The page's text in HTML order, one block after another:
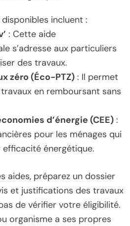
incluent :
: Cette aide
s’adresse aux particuliers
des travaux.
zéro (Éco-PTZ) : Il permet
en remboursant sans
d’énergie (CEE) :
pour les ménages qui
énergétique.
aides, préparez un dossier
et justifications des travaux
de vérifier votre éligibilité.
organisme a ses propres